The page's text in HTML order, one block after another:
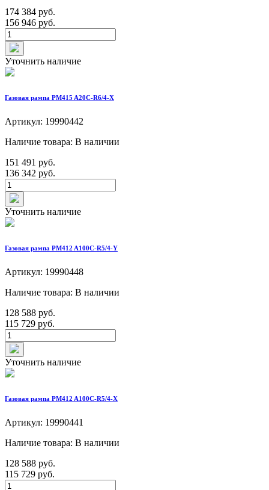
174 384 руб.
156 946 руб.
Уточнить наличие
Газовая рампа PM415 A20C-R6/4-X
Артикул: 19990442
Наличие товара: В наличии
151 491 руб.
136 342 руб.
Уточнить наличие
Газовая рампа PM412 A100C-R5/4-Y
Артикул: 19990448
Наличие товара: В наличии
128 588 руб.
115 729 руб.
Уточнить наличие
Газовая рампа PM412 A100C-R5/4-X
Артикул: 19990441
Наличие товара: В наличии
128 588 руб.
115 729 руб.